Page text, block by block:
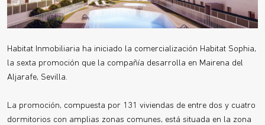
Habitat Inmobiliaria ha iniciado la comercialización Habitat Sophia,
la sexta promoción que la compañía desarrolla en Mairena del
Aljarafe, Sevilla.
La promoción, compuesta por 131 viviendas de entre dos y cuatro
dormitorios con amplias zonas comunes, está situada en la zona